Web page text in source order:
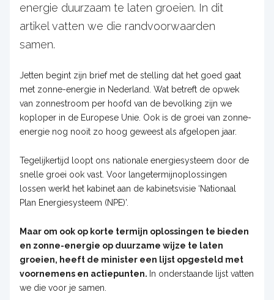
energie duurzaam te laten groeien. In dit
artikel vatten we die randvoorwaarden
samen.
Jetten begint zijn brief met de stelling dat het goed gaat
met zonne-energie in Nederland. Wat betreft de opwek
van zonnestroom per hoofd van de bevolking zijn we
koploper in de Europese Unie. Ook is de groei van zonne-
energie nog nooit zo hoog geweest als afgelopen jaar.
Tegelijkertijd loopt ons nationale energiesysteem door de
snelle groei ook vast. Voor langetermijnoplossingen
lossen werkt het kabinet aan de kabinetsvisie ‘Nationaal
Plan Energiesysteem (NPE)’.
Maar om ook op korte termijn oplossingen te bieden
en zonne-energie op duurzame wijze te laten
groeien, heeft de minister een lijst opgesteld met
voornemens en actiepunten. In onderstaande lijst vatten
we die voor je samen.